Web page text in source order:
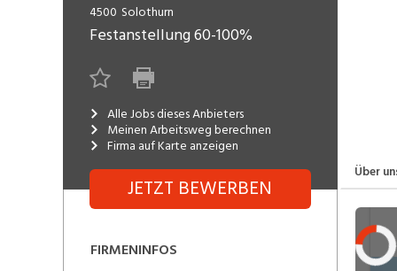
Informatik, Telekommunikation
Marketing, Kommunikation,
Medien, Druck
Verkauf, Handel, Kundenberatung,
Aussendienst
4500 Solothurn
Festanstellung60-100%
Alle Jobs dieses Anbieters
Meinen Arbeitsweg berechnen
Firma auf Karte anzeigen
JETZT BEWERBEN
Über
FIRMENINFOS